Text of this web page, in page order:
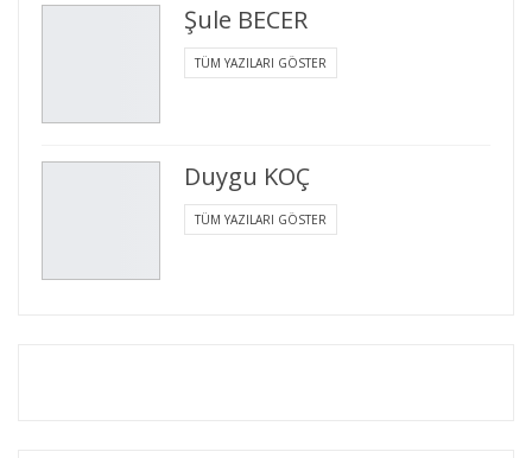
Şule BECER
TÜM YAZILARI GÖSTER
Duygu KOÇ
TÜM YAZILARI GÖSTER